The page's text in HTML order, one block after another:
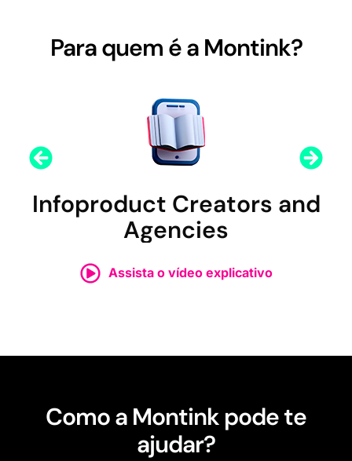
Para quem é a Montink?
Infoproduct Creators and
Agencies
Assista o vídeo explicativo
Como a Montink pode te
ajudar?